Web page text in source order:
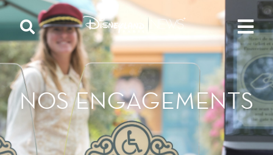
NOS ENGAGEMENTS